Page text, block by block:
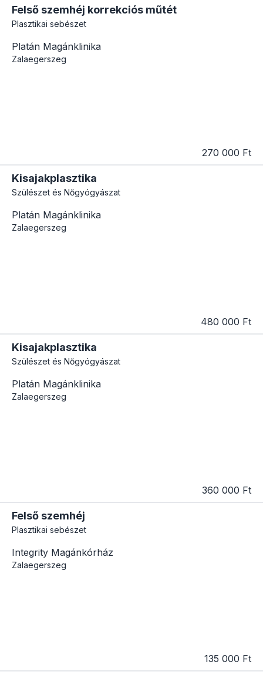
Felső szemhéj korrekciós műtét
Plasztikai sebészet
Platán Magánklinika
Zalaegerszeg
270 000 Ft
Kisajakplasztika
Szülészet és Nőgyógyászat
Platán Magánklinika
Zalaegerszeg
480 000 Ft
Kisajakplasztika
Szülészet és Nőgyógyászat
Platán Magánklinika
Zalaegerszeg
360 000 Ft
Felső szemhéj
Plasztikai sebészet
Integrity Magánkórház
Zalaegerszeg
135 000 Ft